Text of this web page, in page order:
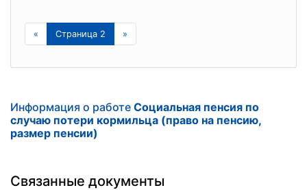
« Страница 2 »
Информация о работе Социальная пенсия по
случаю потери кормильца (право на пенсию,
размер пенсии)
Связанные документы